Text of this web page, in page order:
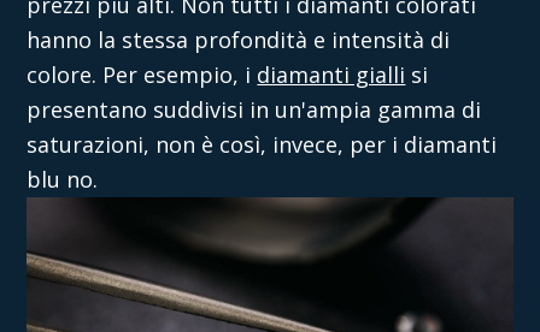
hanno la stessa profondità e intensità di
colore. Per esempio, i diamanti gialli si
presentano suddivisi in un'ampia gamma di
saturazioni, non è così, invece, per i diamanti
blu no.